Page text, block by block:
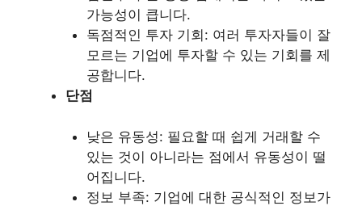
가능성이 큽니다.
독점적인 투자 기회: 여러 투자자들이 잘
모르는 기업에 투자할 수 있는 기회를 제
공합니다.
단점
낮은 유동성: 필요할 때 쉽게 거래할 수
있는 것이 아니라는 점에서 유동성이 떨
어집니다.
정보 부족: 기업에 대한 공식적인 정보가